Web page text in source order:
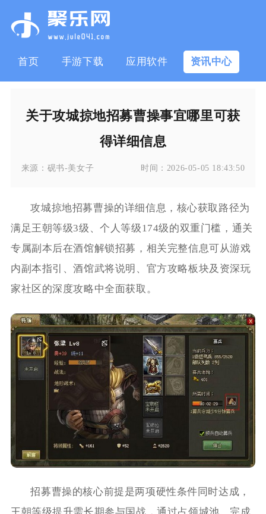
首页 手游下载 应用软件 资讯中心
关于攻城掠地招募曹操事宜哪里可获
得详细信息
来源： 砚书-美女子 时间： 2026-05-05 18:43:50
攻城掠地招募曹操的详细信息，核心获取路径为
满足王朝等级3级、个人等级174级的双重门槛，通关
专属副本后在酒馆解锁招募，相关完整信息可从游戏
内副本指引、酒馆武将说明、官方攻略板块及资深玩
家社区的深度攻略中全面获取。
招募曹操的核心前提是两项硬性条件同时达成，